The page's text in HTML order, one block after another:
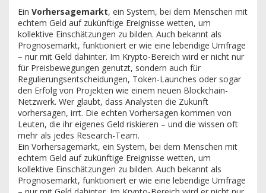
Ein Vorhersagemarkt, ein System, bei dem Menschen mit
echtem Geld auf zukünftige Ereignisse wetten, um
kollektive Einschätzungen zu bilden. Auch bekannt als
Prognosemarkt, funktioniert er wie eine lebendige Umfrage
– nur mit Geld dahinter. Im Krypto-Bereich wird er nicht nur
für Preisbewegungen genutzt, sondern auch für
Regulierungsentscheidungen, Token-Launches oder sogar
den Erfolg von Projekten wie einem neuen Blockchain-
Netzwerk. Wer glaubt, dass Analysten die Zukunft
vorhersagen, irrt. Die echten Vorhersagen kommen von
Leuten, die ihr eigenes Geld riskieren – und die wissen oft
mehr als jedes Research-Team.
Ein Vorhersagemarkt, ein System, bei dem Menschen mit
echtem Geld auf zukünftige Ereignisse wetten, um
kollektive Einschätzungen zu bilden. Auch bekannt als
Prognosemarkt, funktioniert er wie eine lebendige Umfrage